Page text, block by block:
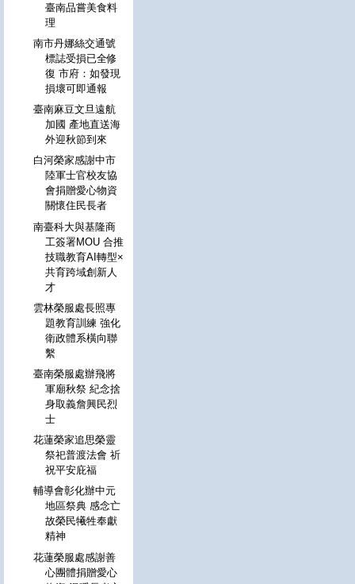
臺南品嘗美食料
理
南市丹娜絲交通號
標誌受損已全修
復 市府：如發現
損壞可即通報
臺南麻豆文旦遠航
加國 產地直送海
外迎秋節到來
白河榮家感謝中市
陸軍士官校友協
會捐贈愛心物資
關懷住民長者
南臺科大與基隆商
工簽署MOU 合推
技職教育AI轉型×
共育跨域創新人
才
雲林榮服處長照專
題教育訓練 強化
衛政體系橫向聯
繫
臺南榮服處辦飛將
軍廟秋祭 紀念捨
身取義詹興民烈
士
花蓮榮家追思榮靈
祭祀普渡法會 祈
祝平安庇福
輔導會彰化辦中元
地區祭典 感念亡
故榮民犧牲奉獻
精神
花蓮榮服處感謝善
心團體捐贈愛心